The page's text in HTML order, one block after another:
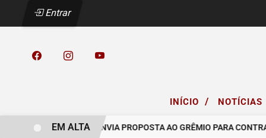
Entrar
INÍCIO / NOTÍCIAS
RACING ENVIA PROPOSTA AO GRÊMIO PARA
EM ALTA